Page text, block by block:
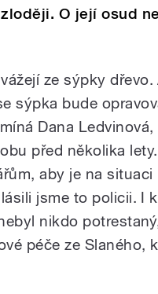
O její osud
ze sýpky
sýpka bude
Dana Ledvinová,
před několika
aby je na situaci
jsme to policii. I
nikdo
péče ze Slaného,